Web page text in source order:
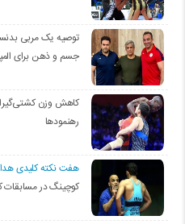
توصیه یک مربی
جسم و ذهن برای
کاهش وزن
رهنمودها
هفت نکته کلیدی
کوچینگ در